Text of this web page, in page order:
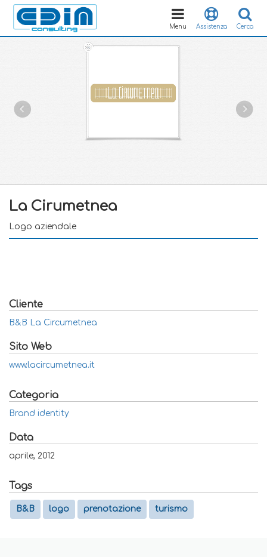
Cerca
Assistenza
Toggle
navigation
Menu
La Cirumetnea
Logo aziendale
Cliente
B&B La Circumetnea
Sito Web
www.lacircumetnea.it
Categoria
Brand identity
Data
aprile, 2012
Tags
B&B logo prenotazione turismo